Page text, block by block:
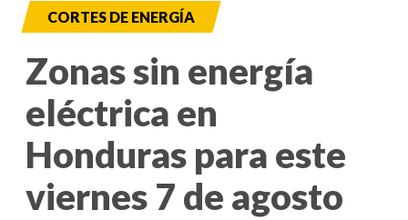
CORTES DE ENERGÍA
Zonas sin energía
eléctrica en
Honduras para este
viernes 7 de agosto